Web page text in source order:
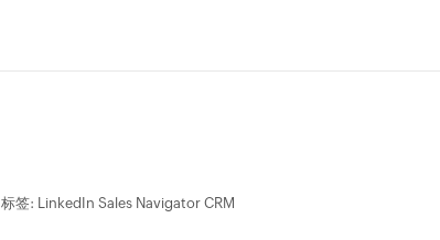
标签: LinkedIn Sales Navigator CRM